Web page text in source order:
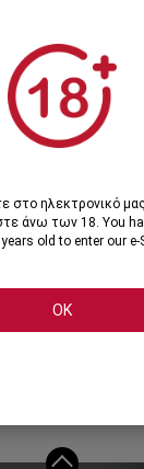
Ξεχάσατε τον κωδικό;
Ή
ΣΥΝΔΕΣΗ ΜΕ ...
στο ηλεκτρονικό
άνω των 18. You
old to enter our e-
OK